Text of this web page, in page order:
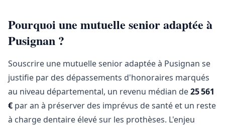
Pourquoi une mutuelle senior adaptée à
Pusignan ?
Souscrire une mutuelle senior adaptée à Pusignan se
justifie par des dépassements d'honoraires marqués
au niveau départemental, un revenu médian de25 561
€ par an à préserver des imprévus de santé et un reste
à charge dentaire élevé sur les prothèses. L'enjeu